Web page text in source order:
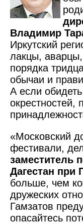
Владимир
Иркутский
лакцы,
порядка
обычаи и
А если
окрестностей,
«Московский
фестивали,
заместитель
Дагестан при
больше, чем
дружеских
Гамзатов
опасайтесь